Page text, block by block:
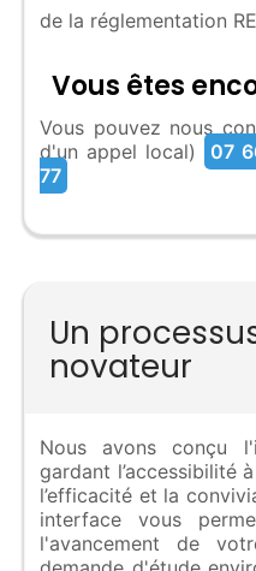
de la réglementation
Vous êtes
Vous pouvez nous
d'un appel local)
07
77
Un
novateur
Nous avons conçu
gardant l’accessibilité
l’efficacité et la
interface vous
l'avancement de